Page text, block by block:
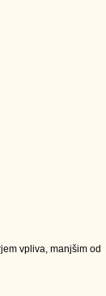
vpliva, manjšim od